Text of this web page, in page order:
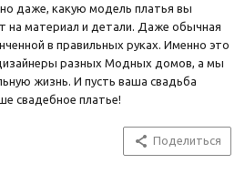
даже, какую модель платья вы
на материал и детали. Даже обычная
в правильных руках. Именно это
разных Модных домов, а мы
жизнь. И пусть ваша свадьба
свадебное платье!
Поделиться